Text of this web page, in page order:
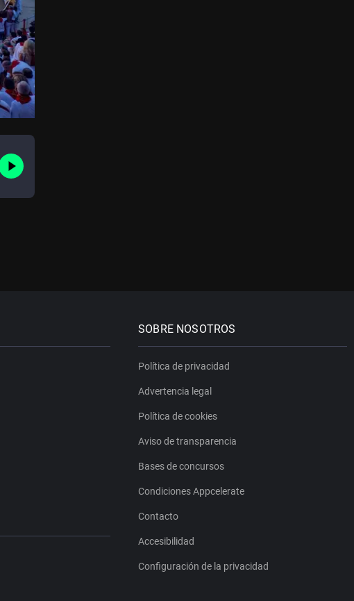
SOBRE NOSOTROS
Política de privacidad
Advertencia legal
Política de cookies
Aviso de transparencia
Bases de concursos
Condiciones Appcelerate
Contacto
Accesibilidad
Configuración de la privacidad